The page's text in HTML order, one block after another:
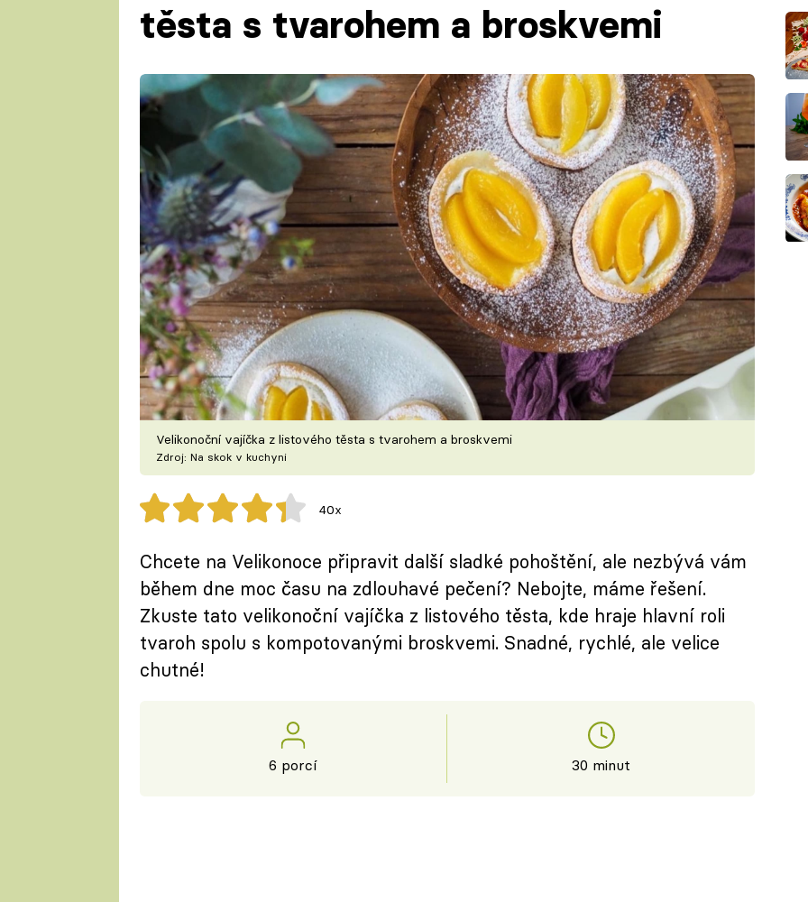
těsta s tvarohem a broskvemi
Velikonoční vajíčka z listového těsta s tvarohem a broskvemi
Zdroj: Na skok v kuchyni
40x
Chcete na Velikonoce připravit další sladké pohoštění, ale nezbývá vám
během dne moc času na zdlouhavé pečení? Nebojte, máme řešení.
Zkuste tato velikonoční vajíčka z listového těsta, kde hraje hlavní roli
tvaroh spolu s kompotovanými broskvemi. Snadné, rychlé, ale velice
chutné!
6 porcí 30 minut